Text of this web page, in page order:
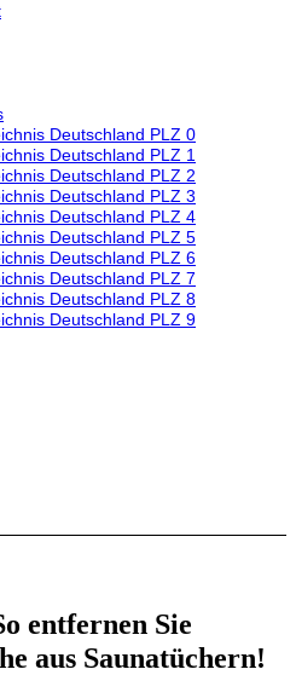
Deutschland PLZ 0
Deutschland PLZ 1
Deutschland PLZ 2
Deutschland PLZ 3
Deutschland PLZ 4
Deutschland PLZ 5
Deutschland PLZ 6
Deutschland PLZ 7
Deutschland PLZ 8
Deutschland PLZ 9
entfernen Sie
aus Saunatüchern!